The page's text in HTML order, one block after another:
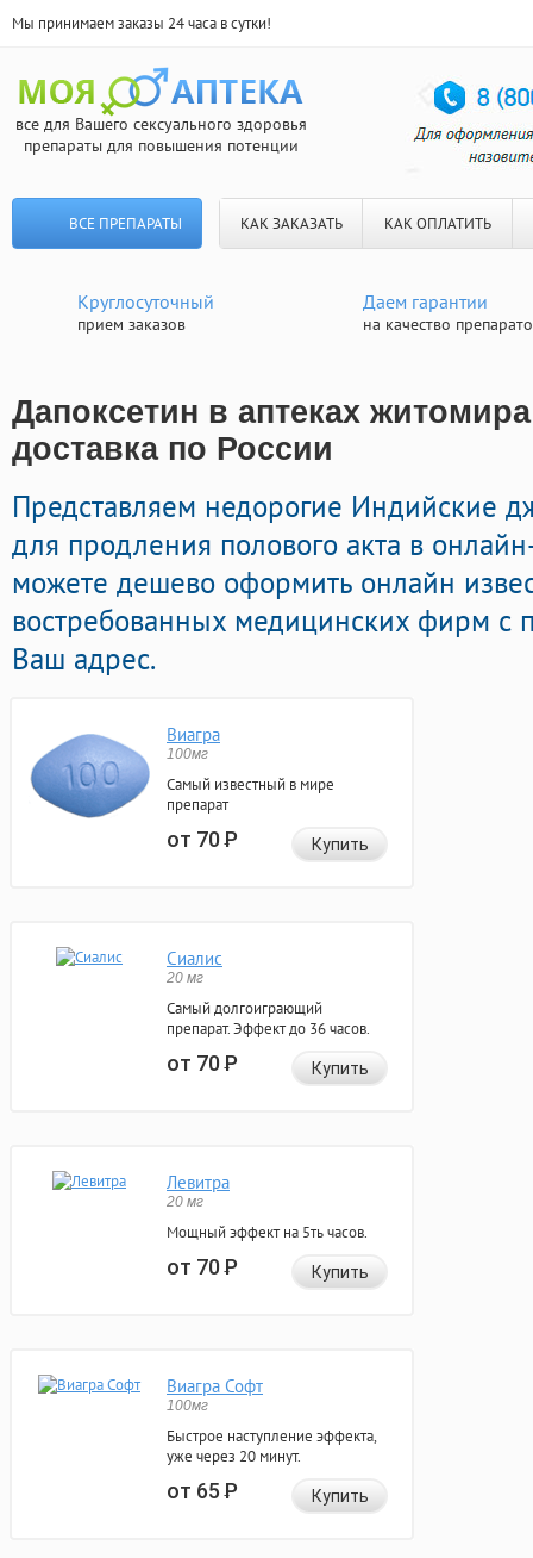
Мы принимаем заказы 24 часа в сутки!
все для Вашего сексуального здоровья
препараты для повышения потенции
ВСЕ ПРЕПАРАТЫ КАК ЗАКАЗАТЬ КАК ОПЛАТИТЬ
Круглосуточный
прием заказов
Даем гарантии
на качество
Дапоксетин в аптеках
доставка по России
Представляем недорогие Индийские
для продления полового акта в
можете дешево оформить онлайн
востребованных медицинских фирм с
Ваш адрес.
Виагра
100мг
Самый известный в мире
препарат
от 70Р Купить
Сиалис
20 мг
Самый долгоиграющий
препарат. Эффект до 36 часов.
от 70Р Купить
Левитра
20 мг
Мощный эффект на 5ть часов.
от 70Р Купить
Виагра Софт
100мг
Быстрое наступление эффекта,
уже через 20 минут.
от 65Р Купить